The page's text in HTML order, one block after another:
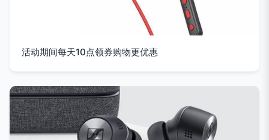
活动期间每天10点领券购物更优惠